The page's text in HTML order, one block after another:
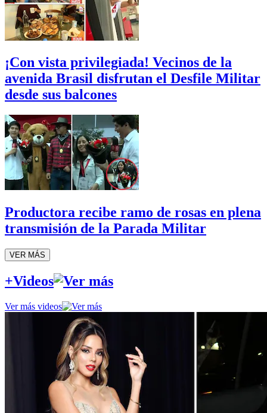
¡Con vista privilegiada! Vecinos de la
avenida Brasil disfrutan el Desfile Militar
desde sus balcones
Productora recibe ramo de rosas en plena
transmisión de la Parada Militar
VER MÁS
+Videos
Ver más videos